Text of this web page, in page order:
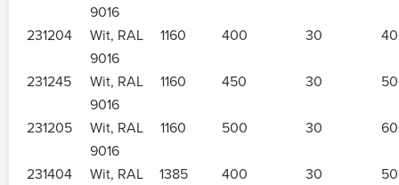
9016
231204
Wit, RAL
9016
1160 400 30
231245
Wit, RAL
9016
1160 450 30
231205
Wit, RAL
9016
1160 500 30
231404
Wit, RAL
1385 400 30